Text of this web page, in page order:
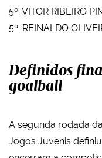
5º: VITOR RIBEIRO
5º: REINALDO
Definidos
goalball
A segunda rodada
Jogos Juvenis